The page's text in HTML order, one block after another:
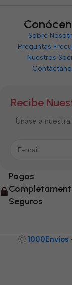
Sobre
Preguntas
Nuestros
Recibe
Únase a
Pagos
Seguros
Ⓒ 1000Envíos